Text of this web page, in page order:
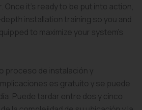
Once it’s ready to be put into action,
installation training so you and
to maximize your system’s
proceso de instalación y
es gratuito y se puede
Puede tardar entre dos y cinco